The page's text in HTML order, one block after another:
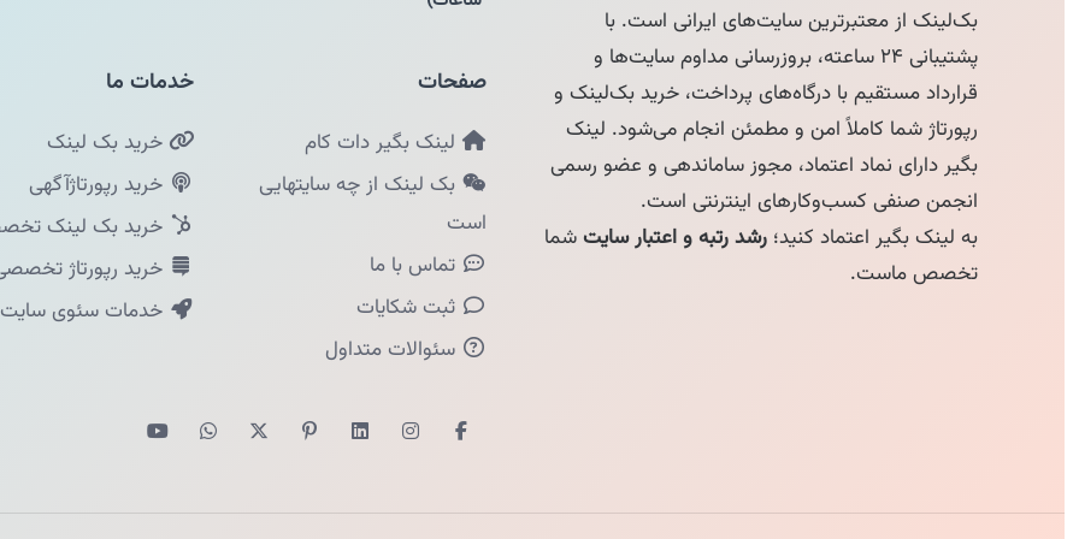
بک‌لینک از معتبرترین سایت‌های ایرانی است. با
پشتیبانی ۲۴ ساعته، بروزرسانی مداوم سایت‌ها و
قرارداد مستقیم با درگاه‌های پرداخت، خرید بک‌لینک و
رپورتاژ شما کاملاً امن و مطمئن انجام می‌شود. لینک
بگیر دارای نماد اعتماد، مجوز ساماندهی و عضو رسمی
انجمن صنفی کسب‌وکارهای اینترنتی است.
به لینک بگیر اعتماد کنید؛رشد رتبه و اعتبار سایتشما
تخصص ماست.
صفحات
لینک بگیر دات کام
بک لینک از چه سایتهایی
است
تماس با ما
ثبت شکایات
سئوالات متداول
خدمات ما
خرید بک لینک
خرید رپورتاژآگهی
خرید بک لینک
خرید رپورتاژ تخصصی
خدمات سئوی سایت